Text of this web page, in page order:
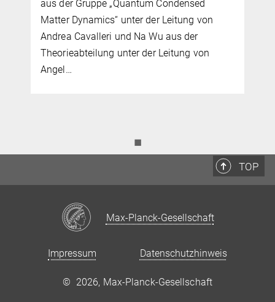
aus der Gruppe „Quantum Condensed
Matter Dynamics“ unter der Leitung von
Andrea Cavalleri und Na Wu aus der
Theorieabteilung unter der Leitung von
Angel…
◼
TOP
Max-Planck-Gesellschaft
Impressum Datenschutzhinweis
© 2026, Max-Planck-Gesellschaft